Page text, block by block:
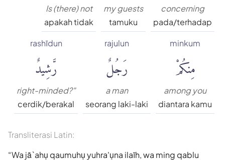
concerning
pada/terhadap
my guests
tamuku
Is (there) not
apakah tidak
minkum
مِنكُمْ
among you
diantara kamu
rajulun
رَجُلٌ
a man
seorang laki-laki
rashīdun
رَّشِيدٌ
right-minded?"
cerdik/berakal
Transliterasi Latin:
Wa jā`ahụ qaumuhụ yuhra'ụna ilaīh, wa ming qablu